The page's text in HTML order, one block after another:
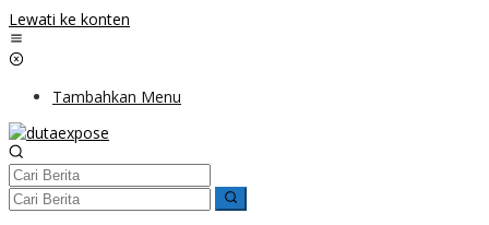
Lewati ke konten
Tambahkan Menu